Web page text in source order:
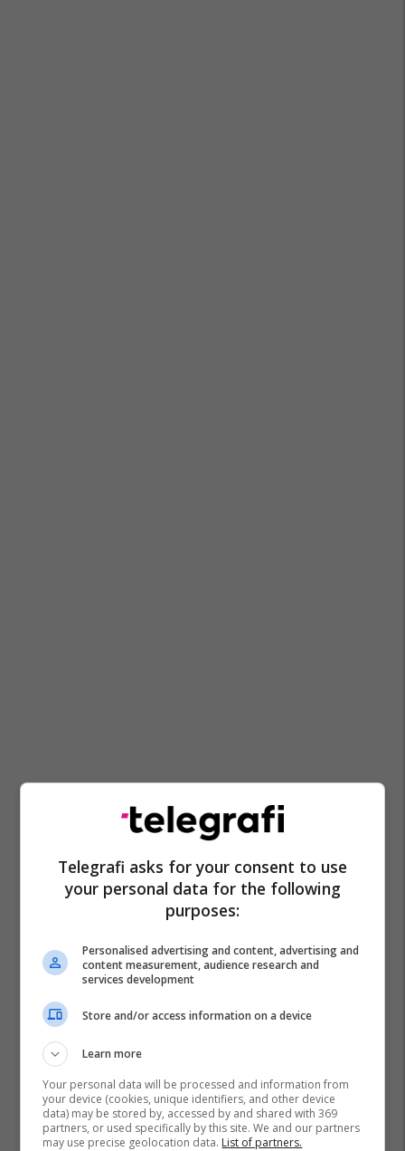
Telegrafi asks for your consent to use
your personal data for the following
purposes:
Personalised advertising and content, advertising and
content measurement, audience research and
services development
Store and/or access information on a device
Learn more
Your personal data will be processed and information from
your device (cookies, unique identifiers, and other device
data) may be stored by, accessed by and shared with 369
partners, or used specifically by this site. We and our partners
may use precise geolocation data. List of partners.